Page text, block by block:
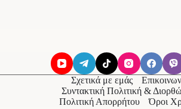
Σχετικά με εμάς
Συντακτική Πολιτική &
Πολιτική Απορρήτου
Όροι